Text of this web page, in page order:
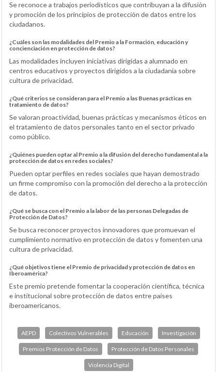
Se reconoce a trabajos periodísticos que contribuyan a la difusión
y promoción de los principios de protección de datos entre los
ciudadanos.
¿Cuáles son las modalidades del Premio a la Formación, educación y
concienciación en protección de datos?
Las modalidades incluyen iniciativas dirigidas a alumnado en
centros educativos y proyectos dirigidos a la ciudadanía sobre
cultura de privacidad.
¿Qué criterios se consideran para el Premio a las Buenas prácticas en
tratamiento de datos?
Se valoran proactividad, buenas prácticas y mecanismos éticos en
el tratamiento de datos personales tanto en el sector privado
como público.
¿Quiénes pueden optar al Premio a la difusión del derecho fundamental a la
protección de datos en redes sociales?
Pueden optar perfiles en redes sociales que hayan demostrado
un firme compromiso con la promoción del derecho a la protección
de datos.
¿Qué se busca con el Premio a la labor de las personas Delegadas de
Protección de Datos?
Se busca reconocer proyectos innovadores que promuevan el
cumplimiento normativo en protección de datos y fomenten una
cultura de privacidad.
¿Qué objetivos tiene el Premio de privacidad y protección de datos en
Iberoamérica?
Este premio pretende fomentar la cooperación científica, técnica
e institucional sobre protección de datos entre países
iberoamericanos.
AEPD Colectivos Vulnerables Educación Investigación
Premios Protección de Datos Protección de Datos Personales
Violencia Digital